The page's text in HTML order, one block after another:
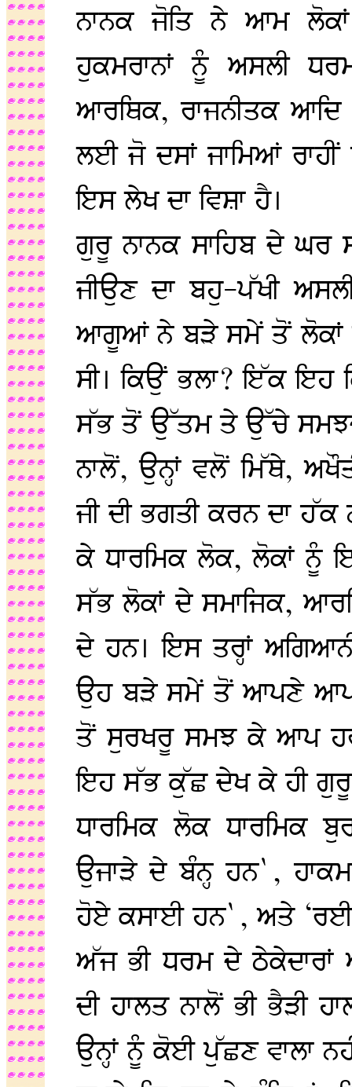
ਨਾਨਕ ਜੋਤਿ ਨੇ ਆਮ
ਹੁਕਮਰਾਨਾਂ ਨੂੰ ਅਸਲੀ
ਆਰਥਿਕ, ਰਾਜਨੀਤਕ ਆਦਿ
ਲਈ ਜੋ ਦਸਾਂ ਜਾਮਿਆਂ
ਇਸ ਲੇਖ ਦਾ ਵਿਸ਼ਾ ਹੈ।
ਗੁਰੂ ਨਾਨਕ ਸਾਹਿਬ ਦੇ
ਜੀਉਣ ਦਾ ਬਹੁ-ਪੱਖੀ
ਆਗੂਆਂ ਨੇ ਬੜੇ ਸਮੇਂ ਤੋਂ ਲੋਕਾਂ
ਸੀ। ਕਿਉਂ ਭਲਾ? ਇੱਕ ਇਹ
ਸੱਭ ਤੋਂ ਉੱਤਮ ਤੇ ਉੱਚੇ ਸਮਝਦੇ
ਨਾਲੋਂ, ਉਨ੍ਹਾਂ ਵਲੋਂ ਮਿੱਥੇ,
ਜੀ ਦੀ ਭਗਤੀ ਕਰਨ ਦਾ ਹੱਕ
ਕੇ ਧਾਰਮਿਕ ਲੋਕ, ਲੋਕਾਂ ਨੂੰ
ਸੱਭ ਲੋਕਾਂ ਦੇ ਸਮਾਜਿਕ,
ਦੇ ਹਨ। ਇਸ ਤਰ੍ਹਾਂ
ਉਹ ਬੜੇ ਸਮੇਂ ਤੋਂ ਆਪਣੇ ਆਪ
ਤੋਂ ਸੁਰਖਰੂ ਸਮਝ ਕੇ ਆਪ
ਇਹ ਸੱਭ ਕੁੱਛ ਦੇਖ ਕੇ ਹੀ ਗੁਰੂ
ਧਾਰਮਿਕ ਲੋਕ ਧਾਰਮਿਕ
ਉਜਾੜੇ ਦੇ ਬੰਨ੍ਹ ਹਨ`,
ਹੋਏ ਕਸਾਈ ਹਨ`, ਅਤੇ
ਅੱਜ ਭੀ ਧਰਮ ਦੇ ਠੇਕੇਦਾਰਾਂ
ਦੀ ਹਾਲਤ ਨਾਲੋਂ ਭੀ ਭੈੜੀ
ਉਨ੍ਹਾਂ ਨੂੰ ਕੋਈ ਪੁੱਛਣ ਵਾਲਾ